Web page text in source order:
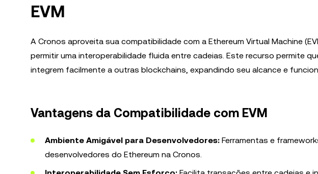
EVM
A Cronos aproveita sua compatibilidade com a Ethereum Virtual Machine
permitir uma interoperabilidade fluida entre cadeias. Este recurso permite
integrem facilmente a outras blockchains, expandindo seu alcance e
Vantagens da Compatibilidade com EVM
Ambiente Amigável para Desenvolvedores: Ferramentas e
desenvolvedores do Ethereum na Cronos.